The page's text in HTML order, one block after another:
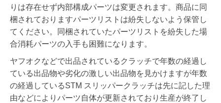
りは存在せず内部構成パーツは変更されます。 商品に同
梱されておりますパーツリストは紛失しないよう保管し
てください。同梱されていたパーツリストを紛失した場
合消耗パーツの入手も困難になります。
ヤフオクなどで出品されているクラッチで年数の経過し
ている出品物や劣化の激しい出品物を見かけますが年数
の経過しているSTM スリッパークラッチは先に記した理
由などによりパーツ自体が更新されており生産が終了し